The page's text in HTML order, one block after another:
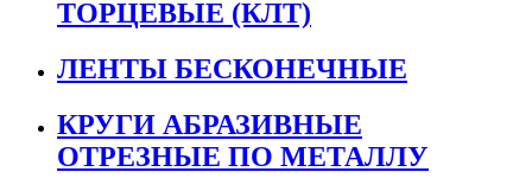
ТОРЦЕВЫЕ (КЛТ)
ЛЕНТЫ БЕСКОНЕЧНЫЕ
КРУГИ АБРАЗИВНЫЕ
ОТРЕЗНЫЕ ПО МЕТАЛЛУ